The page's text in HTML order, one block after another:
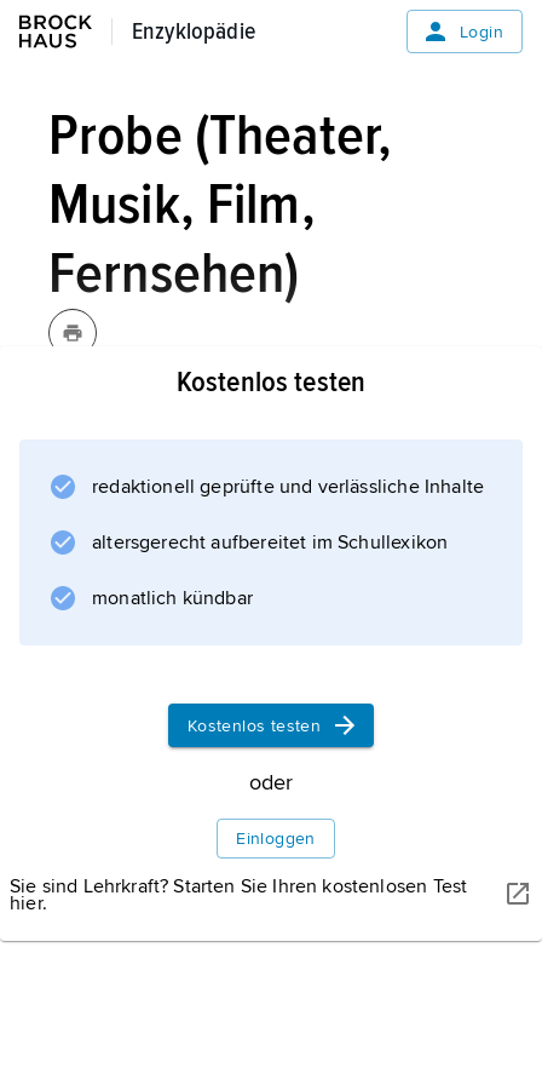
Enzyklopädie
Enzyklopädie Login
Probe (Theater,
Musik, Film,
Fernsehen)
[mittellateinisch proba
Fernsehen:
Kostenlos testen
redaktionell geprüfte und verlässliche Inhalte
altersgerecht aufbereitet im Schullexikon
monatlich kündbar
Kostenlos testen
oder
Einloggen
Sie sind Lehrkraft? Starten Sie Ihren kostenlosen Test
hier.